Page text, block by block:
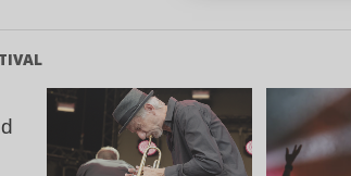
LIRE LA
SUITE